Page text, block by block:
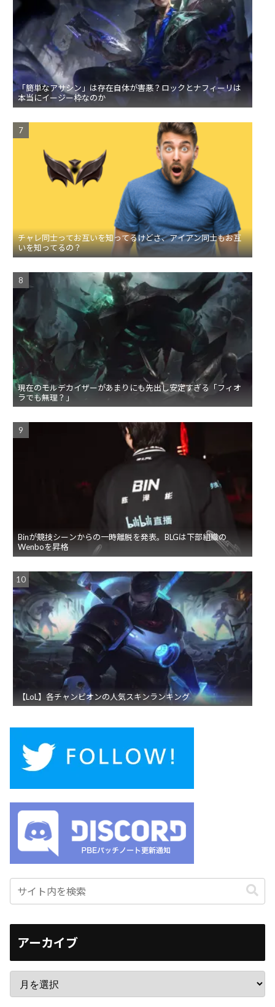
「簡単なアサシン」は存在自体が害悪？ロックとナフィーリは
本当にイージー枠なのか
チャレ同士ってお互いを知ってるけどさ、アイアン同士もお互
いを知ってるの？
現在のモルデカイザーがあまりにも先出し安定すぎる「フィオ
ラでも無理？」
Binが競技シーンからの一時離脱を発表。BLGは下部組織の
Wenboを昇格
【LoL】各チャンピオンの人気スキンランキング
アーカイブ